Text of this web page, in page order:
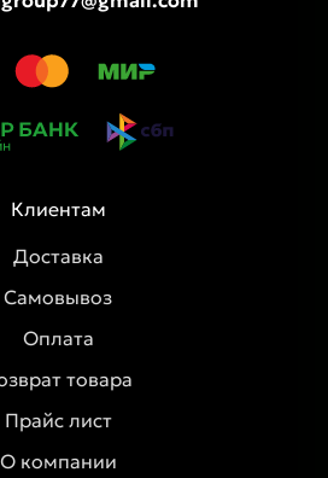
Клиентам
Доставка
Самовывоз
Оплата
товара
Прайс лист
О компании